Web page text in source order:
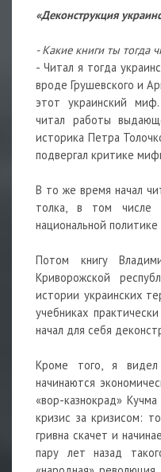
«Деконструкция
- Какие книги ты тогда
- Читал я тогда
вроде Грушевского и
этот украинский
читал работы
историка Петра
подвергал критике
В то же время начал
толка, в том числе
национальной политике
Потом книгу
Криворожской
истории украинских
учебниках
начал для себя
Кроме того, я видел
начинаются
«вор-казнокрад»
кризис за кризисом:
гривна скачет и
пару лет назад